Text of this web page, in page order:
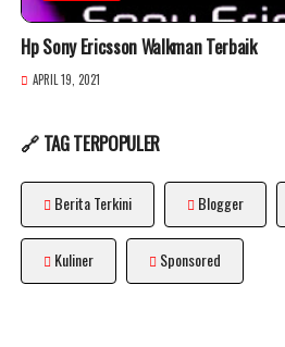
Hp Sony Ericsson Walkman Terbaik
APRIL 19, 2021
🔗 TAG TERPOPULER
Berita Terkini Blogger
Kuliner Sponsored